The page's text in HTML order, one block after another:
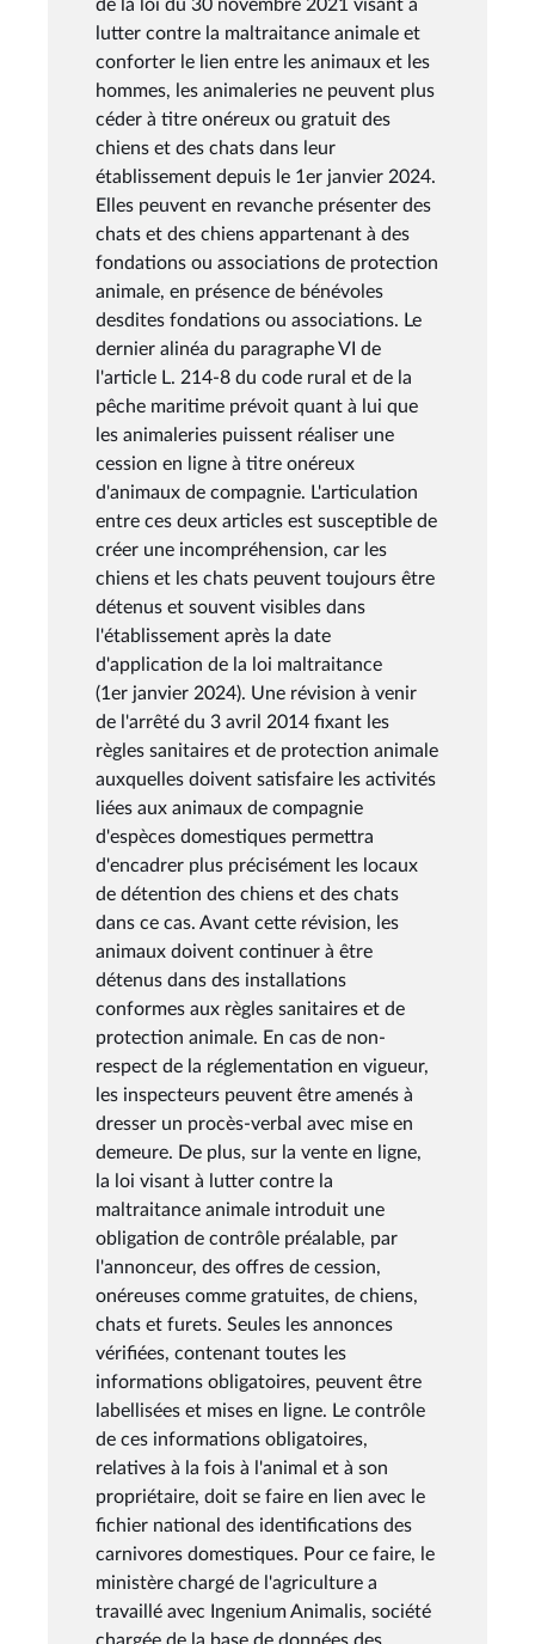
de la loi du 30 novembre 2021 visant à
lutter contre la maltraitance animale et
conforter le lien entre les animaux et les
hommes, les animaleries ne peuvent plus
céder à titre onéreux ou gratuit des
chiens et des chats dans leur
établissement depuis le 1er janvier 2024.
Elles peuvent en revanche présenter des
chats et des chiens appartenant à des
fondations ou associations de protection
animale, en présence de bénévoles
desdites fondations ou associations. Le
dernier alinéa du paragraphe VI de
l'article L. 214-8 du code rural et de la
pêche maritime prévoit quant à lui que
les animaleries puissent réaliser une
cession en ligne à titre onéreux
d'animaux de compagnie. L'articulation
entre ces deux articles est susceptible de
créer une incompréhension, car les
chiens et les chats peuvent toujours être
détenus et souvent visibles dans
l'établissement après la date
d'application de la loi maltraitance
(1er janvier 2024). Une révision à venir
de l'arrêté du 3 avril 2014 fixant les
règles sanitaires et de protection animale
auxquelles doivent satisfaire les activités
liées aux animaux de compagnie
d'espèces domestiques permettra
d'encadrer plus précisément les locaux
de détention des chiens et des chats
dans ce cas. Avant cette révision, les
animaux doivent continuer à être
détenus dans des installations
conformes aux règles sanitaires et de
protection animale. En cas de non-
respect de la réglementation en vigueur,
les inspecteurs peuvent être amenés à
dresser un procès-verbal avec mise en
demeure. De plus, sur la vente en ligne,
la loi visant à lutter contre la
maltraitance animale introduit une
obligation de contrôle préalable, par
l'annonceur, des offres de cession,
onéreuses comme gratuites, de chiens,
chats et furets. Seules les annonces
vérifiées, contenant toutes les
informations obligatoires, peuvent être
labellisées et mises en ligne. Le contrôle
de ces informations obligatoires,
relatives à la fois à l'animal et à son
propriétaire, doit se faire en lien avec le
fichier national des identifications des
carnivores domestiques. Pour ce faire, le
ministère chargé de l'agriculture a
travaillé avec Ingenium Animalis, société
chargée de la base de données des